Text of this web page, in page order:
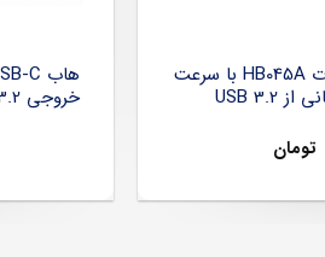
هاب USB-C چهار پورت HB045A با سرعت
تومان